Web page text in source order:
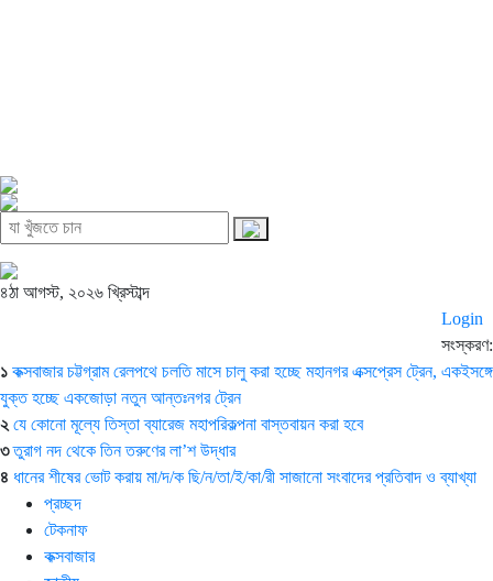
৪ঠা আগস্ট, ২০২৬ খ্রিস্টাব্দ
Login
সংস্করণ:
১ কক্সবাজার চট্টগ্রাম রেলপথে চলতি মাসে চালু করা হচ্ছে মহানগর এক্সপ্রেস ট্রেন, একইসঙ্গে
যুক্ত হচ্ছে একজোড়া নতুন আন্তঃনগর ট্রেন
২ যে কোনো মূল্যে তিস্তা ব্যারেজ মহাপরিকল্পনা বাস্তবায়ন করা হবে
৩ তুরাগ নদ থেকে তিন তরুণের লা’শ উদ্ধার
৪ ধানের শীষের ভোট করায় মা/দ/ক ছি/ন/তা/ই/কা/রী সাজানো সংবাদের প্রতিবাদ ও ব্যাখ্যা
প্রচ্ছদ
টেকনাফ
কক্সবাজার